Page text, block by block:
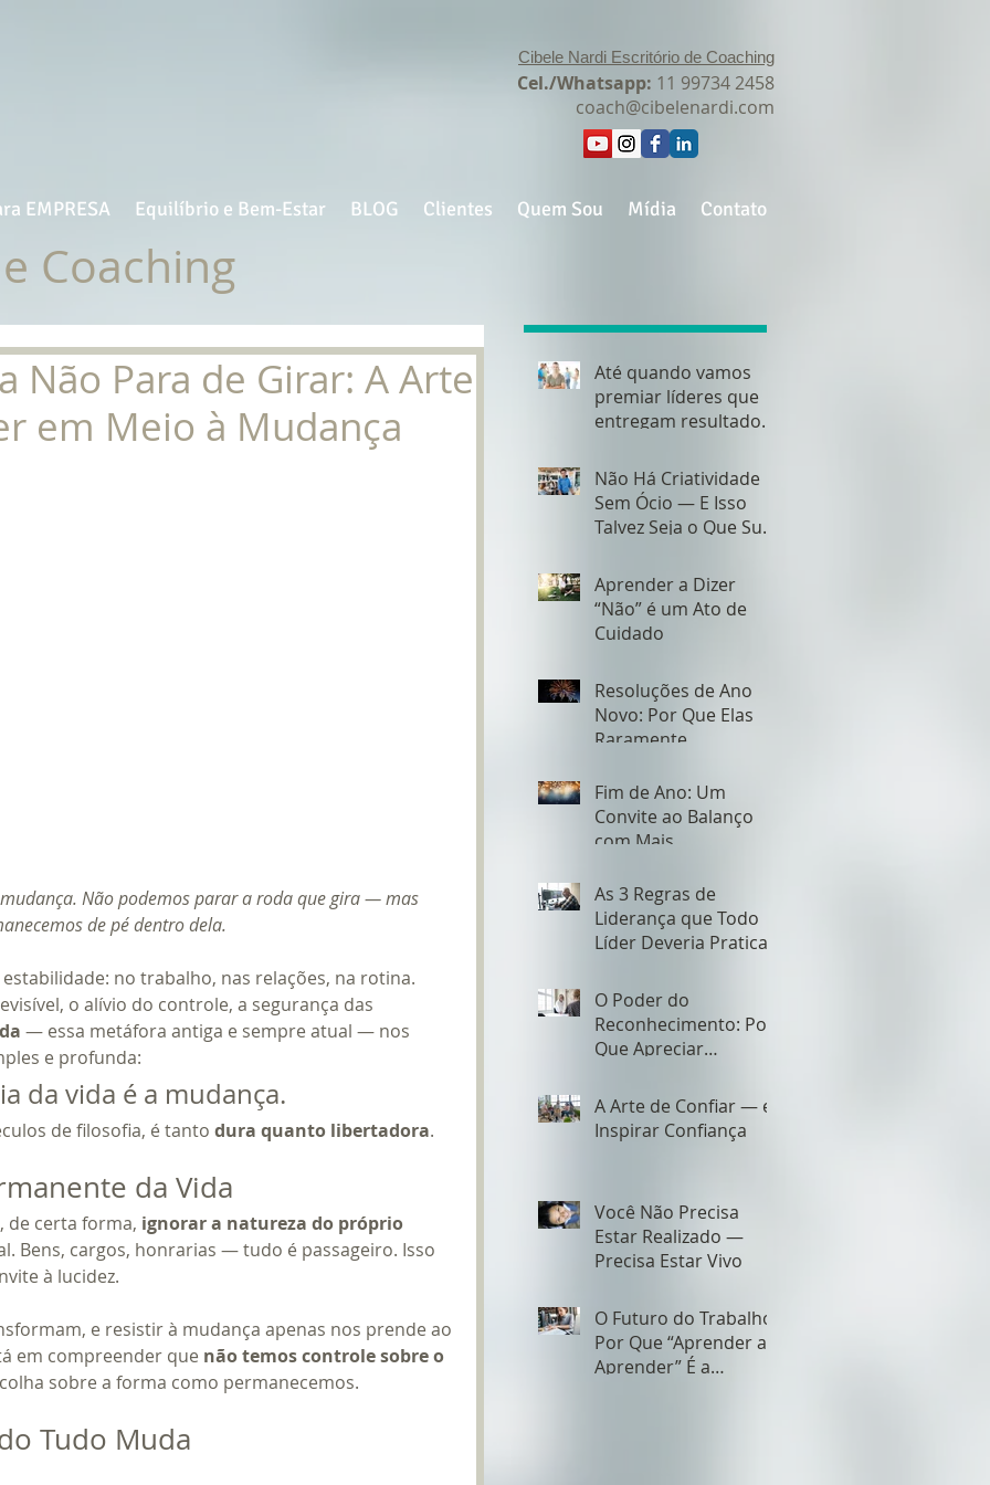
Cibele Nardi Escritório de Coaching
Cel./Whatsapp: 11 99734 2458
coach@cibelenardi.com
EMPRESA Equilíbrio e Bem-Estar BLOG Clientes Quem Sou Mídia Contato
Coaching
Não Para de Girar: A Arte
em Meio à Mudança
Não podemos parar a roda que gira — mas
de pé dentro dela.
no trabalho, nas relações, na rotina.
o alívio do controle, a segurança das
— essa metáfora antiga e sempre atual — nos
e profunda:
da vida é a mudança.
de filosofia, é tanto dura quanto libertadora.
da Vida
de certa forma, ignorar a natureza do próprio
Bens, cargos, honrarias — tudo é passageiro. Isso
à lucidez.
e resistir à mudança apenas nos prende ao
em compreender que não temos controle sobre o
sobre a forma como permanecemos.
Tudo Muda
Até quando vamos
premiar líderes que
entregam resultados,
manter as equipes?
Não Há Criatividade
Sem Ócio — E Isso
Talvez Seja o Que Sua
Negligenciando
Aprender a Dizer
“Não” é um Ato de
Cuidado
Resoluções de Ano
Novo: Por Que Elas
Raramente
Fazer Diferente Desta
Vez
Fim de Ano: Um
Convite ao Balanço
com Mais
Cobrança
As 3 Regras de
Liderança que Todo
Líder Deveria Praticar
O Poder do
Reconhecimento: Por
Que Apreciar
A Arte de Confiar — e
Inspirar Confiança
Você Não Precisa
Estar Realizado —
Precisa Estar Vivo
O Futuro do Trabalho:
Por Que “Aprender a
Aprender” É a